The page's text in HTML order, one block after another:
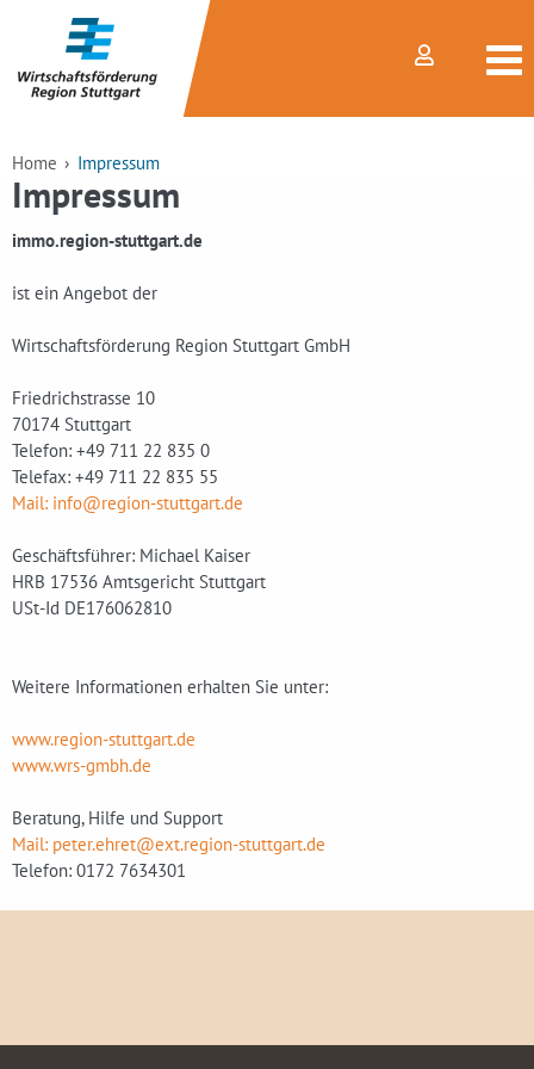
Home Impressum
Impressum
immo.region-stuttgart.de
ist ein Angebot der
Wirtschaftsförderung Region Stuttgart GmbH
Friedrichstrasse 10
70174 Stuttgart
Telefon: +49 711 22 835 0
Telefax: +49 711 22 835 55
Mail: info@region-stuttgart.de
Geschäftsführer: Michael Kaiser
HRB 17536 Amtsgericht Stuttgart
USt-Id DE176062810
Weitere Informationen erhalten Sie unter:
www.region-stuttgart.de
www.wrs-gmbh.de
Beratung, Hilfe und Support
Mail: peter.ehret@ext.region-stuttgart.de
Telefon: 0172 7634301